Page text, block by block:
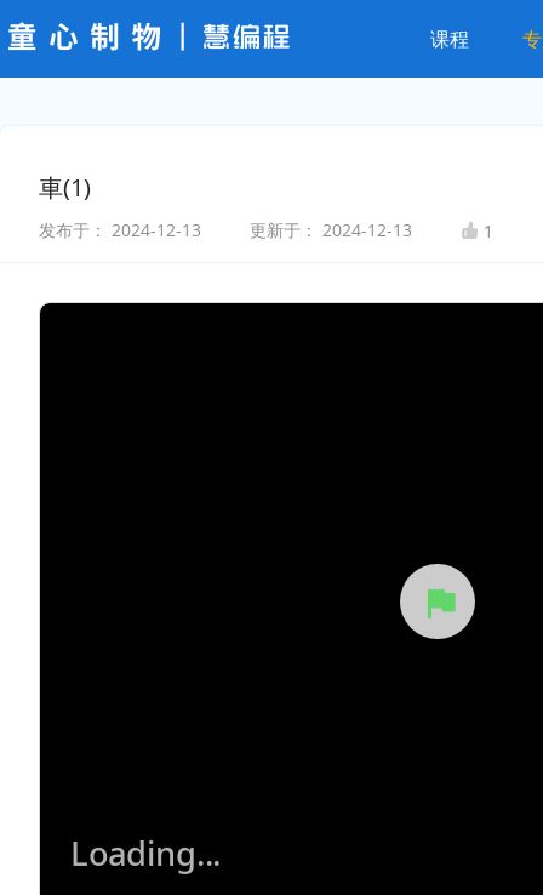
课程
車(1)
发布于： 2024-12-13 更新于： 2024-12-13 1